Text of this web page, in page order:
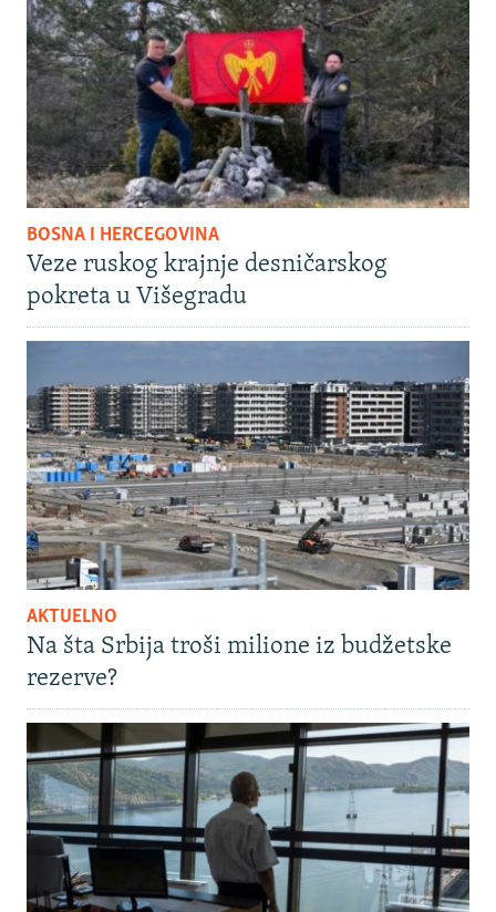
BOSNA I HERCEGOVINA
Veze ruskog krajnje desničarskog
pokreta u Višegradu
AKTUELNO
Na šta Srbija troši milione iz budžetske
rezerve?